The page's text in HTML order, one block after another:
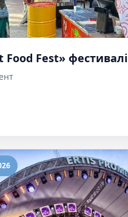
Food Fest» фестивалі